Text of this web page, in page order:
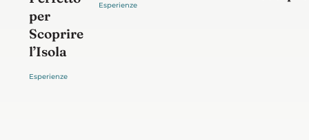
per
Scoprire
l’Isola